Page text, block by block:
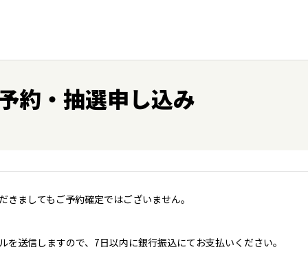
約・抽選申し込み
ましてもご予約確定ではございません。
を送信しますので、7日以内に銀行振込にてお支払いください。